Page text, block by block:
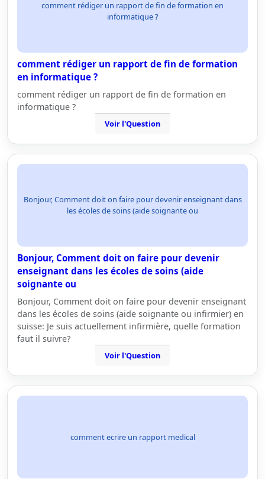
comment rédiger un rapport de fin de formation en
informatique ?
comment rédiger un rapport de fin de formation
en informatique ?
comment rédiger un rapport de fin de formation en
informatique ?
Voir l'Question
Bonjour, Comment doit on faire pour devenir enseignant dans
les écoles de soins (aide soignante ou
Bonjour, Comment doit on faire pour devenir
enseignant dans les écoles de soins (aide
soignante ou
Bonjour, Comment doit on faire pour devenir enseignant
dans les écoles de soins (aide soignante ou infirmier) en
suisse: Je suis actuellement infirmière, quelle formation
faut il suivre?
Voir l'Question
comment ecrire un rapport medical